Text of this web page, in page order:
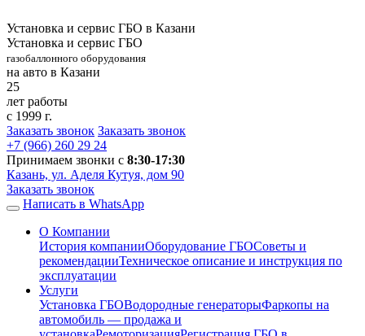
Установка и сервис ГБО в Казани
Установка и сервис ГБО
газобаллонного оборудования
на авто в Казани
25
лет работы
с 1999 г.
Заказать звонок Заказать звонок
+7 (966) 260 29 24
Принимаем звонки с 8:30-17:30
Казань, ул. Аделя Кутуя, дом 90
Заказать звонок
Написать в WhatsApp
О Компании
История компанииОборудование ГБОСоветы и
рекомендацииТехническое описание и инструкция по
эксплуатации
Услуги
Установка ГБОВодородные генераторыФаркопы на
автомобиль — продажа и